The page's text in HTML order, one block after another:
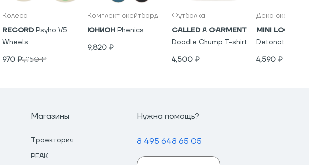
Колеса
RECORD Psyho V5
Wheels
970 ₽1,950₽
Комплект скейтборд
ЮНИОН Phenics
9,820 ₽
Футболка
CALLED A GARMENT
Doodle Chump T-shirt
4,500 ₽
Дека
MINI LOGO
Detonator
4,590 ₽
Магазины
Траектория
PEAK
Нужна помощь?
8 495 648 65 05